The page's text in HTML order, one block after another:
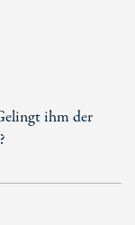
ihm der